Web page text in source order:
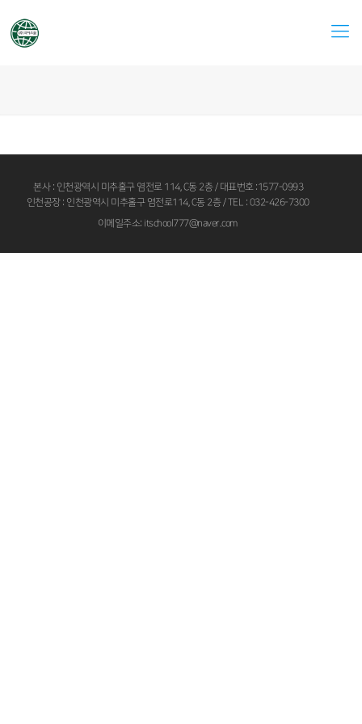
본사 : 인천광역시 미추홀구 염전로 114, C동 2층 / 대표번호 :1577-0993
인천공장 : 인천광역시 미추홀구 염전로114, C동 2층 / TEL : 032-426-7300
이메일주소: itschool777@naver.com